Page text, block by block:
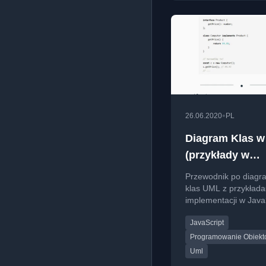
26.06.2020• PL
Diagram Klas
(przykłady w
JavaScript)
Przewodnik po
klas UML z
implementacji w
dziedziczenie,
zależności.
JavaScript
Programowanie
Uml